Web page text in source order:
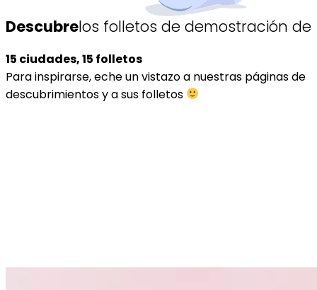
Descubrelos folletos de demostración de
15 ciudades, 15 folletos
Para inspirarse, eche un vistazo a nuestras páginas de
descubrimientos y a sus folletos